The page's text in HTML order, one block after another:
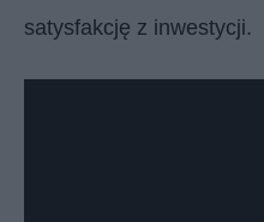
satysfakcję z inwestycji.